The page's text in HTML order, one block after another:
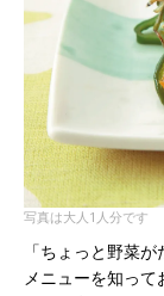
写真は大人1人分です
「ちょっと野菜
メニューを知っ